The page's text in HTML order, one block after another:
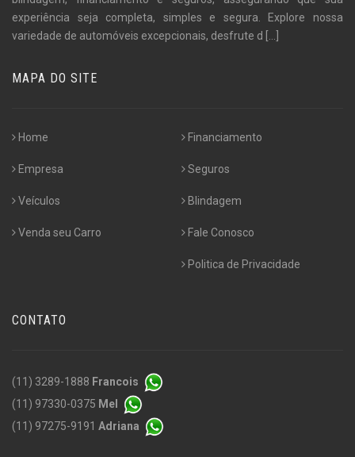
experiência seja completa, simples e segura. Explore nossa
variedade de automóveis excepcionais, desfrute d
MAPA DO SITE
Home
Empresa
Veículos
Venda seu Carro
Financiamento
Seguros
Blindagem
Fale Conosco
Politica de Privacidade
CONTATO
(11) 3289-1888 Francois
(11) 97330-0375 Mel
(11) 97275-9191 Adriana